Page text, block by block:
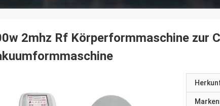
2mhz Rf Körperformmaschine zur